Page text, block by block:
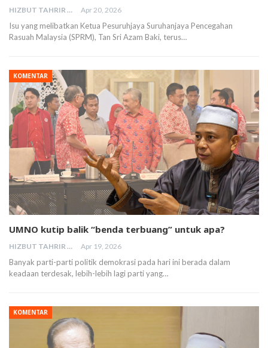
HIZBUT TAHRIR MALAYSIA Apr 20, 2026
Isu yang melibatkan Ketua Pesuruhjaya Suruhanjaya Pencegahan
Rasuah Malaysia (SPRM), Tan Sri Azam Baki, terus…
KOMENTAR
UMNO kutip balik “benda terbuang” untuk apa?
HIZBUT TAHRIR MALAYSIA Apr 19, 2026
Banyak parti-parti politik demokrasi pada hari ini berada dalam
keadaan terdesak, lebih-lebih lagi parti yang…
KOMENTAR